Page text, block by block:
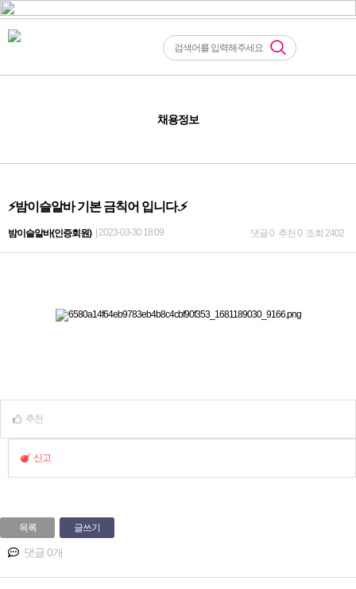
채용정보
⚡️밤이슬알바 기본 금칙어 입니다.⚡️
밤이슬알바(인증회원) | 2023-03-30 18:09 댓글 0 추천 0 조회 2402
추천
신고
목록 글쓰기
댓글 0개